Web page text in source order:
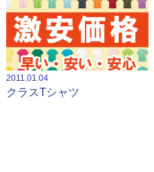
2011.01.04
クラスTシャツ